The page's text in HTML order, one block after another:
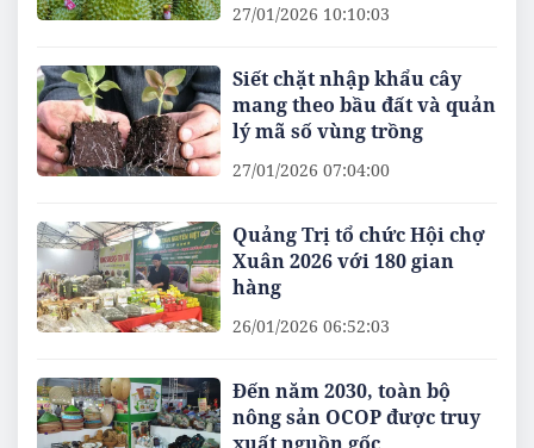
27/01/2026 10:10:03
Siết chặt nhập khẩu cây
mang theo bầu đất và quản
lý mã số vùng trồng
27/01/2026 07:04:00
Quảng Trị tổ chức Hội chợ
Xuân 2026 với 180 gian
hàng
26/01/2026 06:52:03
Đến năm 2030, toàn bộ
nông sản OCOP được truy